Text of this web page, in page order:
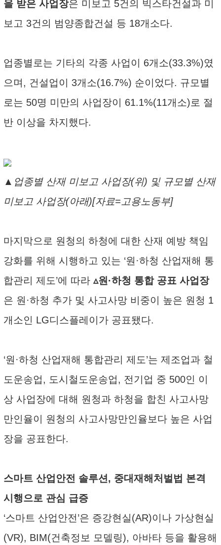
을 받은 사업장은 미보고 5건의 빅스타건설과 미
보고 3건의 범양종합건설 등 18개소다.
업종별로는 기타의 각종 사업이 6개소(33.3%)였
으며, 건설업이 3개소(16.7%) 순이었다. 규모별
로는 50명 미만의 사업장이 61.1%(11개소)로 절
반 이상을 차지했다.
▲업종별 산재 미보고 사업장(위) 및 규모별 산재
미보고 사업장(아래)[자료=고용노동부]
마지막으로 원청의 하청에 대한 산재 예방 책임
강화를 위해 시행하고 있는 ‘원·하청 산업재해 통
합관리 제도’에 따라 ▵원·하청 통합 공표 사업장
은 원·하청 추가 및 사고사망 비중이 높은 원청 1
개소인 LG디스플레이가 공표됐다.
‘원·하청 산업재해 통합관리 제도’는 제조업과 철
도운송업, 도시철도운송업, 전기업 중 500인 이
상 사업장에 대해 원청과 하청을 합친 사고사망
만인율이 원청의 사고사망만인율보다 높은 사업
장을 공표한다.
스마트 산업안전 솔루션, 중대재해처벌법 본격
시행으로 관심 급증
‘스마트 산업안전’은 증강현실(AR)이나 가상현실
(VR), BIM(건축정보 모델링), 아바타 등을 활용해